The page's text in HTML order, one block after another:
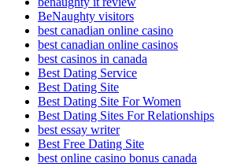
BeNaughty visitors
best canadian online casino
best canadian online casinos
best casinos in canada
Best Dating Service
Best Dating Site
Best Dating Site For Women
Best Dating Sites For Relationships
best essay writer
Best Free Dating Site
best online casino bonus canada